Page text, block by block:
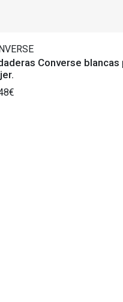
Converse blancas